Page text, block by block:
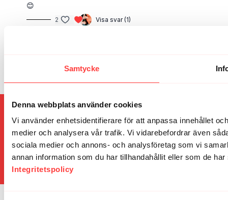
Samtycke
Denna webbplats använder cookies
Vi använder enhetsidentifierare för att anpassa innehållet
medier och analysera vår trafik. Vi vidarebefordrar även
sociala medier och annons- och analysföretag som vi
annan information som du har tillhandahållit eller som de
Integritetspolicy
😊
2 Visa svar (1)
Visa svar (1)
© 2026 Vibes
Allmänna villkor ∙ Integritetspolicy ∙ Vanliga frågor ∙
Presentkort
Blogg ∙ Community ∙ Kalender ∙ Kontakt
Hämta appen ->